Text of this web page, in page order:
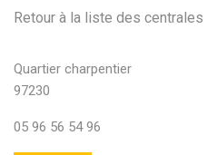
Retour à la liste des centrales
Quartier charpentier
97230
05 96 56 54 96